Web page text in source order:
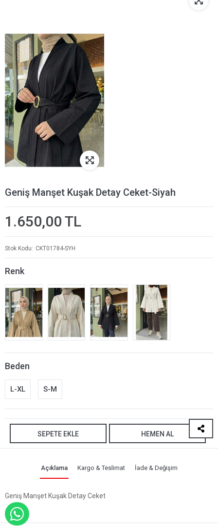
Geniş Manşet Kuşak Detay Ceket-Siyah
1.650,00 TL
Stok Kodu CKT01784-SYH
Renk
Beden
L-XL S-M
SEPETE EKLE HEMEN AL
Açıklama Kargo & Teslimat İade & Değişim
Geniş Manşet Kuşak Detay Ceket